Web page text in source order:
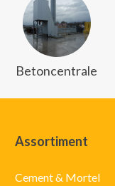
Betoncentrale
Assortiment
Cement & Mortel